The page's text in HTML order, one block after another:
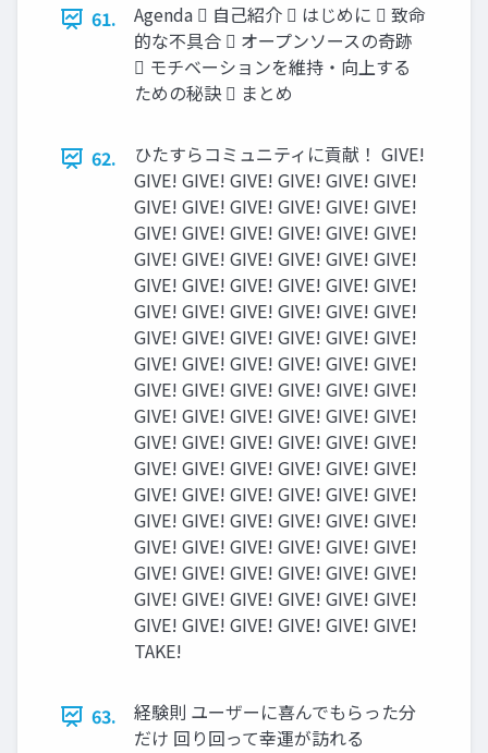
61.
Agenda  自己紹介  はじめに  致命
的な不具合  オープンソースの奇跡
 モチベーションを維持・向上する
ための秘訣  まとめ
62.
ひたすらコミュニティに貢献！ GIVE!
GIVE! GIVE! GIVE! GIVE! GIVE! GIVE!
GIVE! GIVE! GIVE! GIVE! GIVE! GIVE!
GIVE! GIVE! GIVE! GIVE! GIVE! GIVE!
GIVE! GIVE! GIVE! GIVE! GIVE! GIVE!
GIVE! GIVE! GIVE! GIVE! GIVE! GIVE!
GIVE! GIVE! GIVE! GIVE! GIVE! GIVE!
GIVE! GIVE! GIVE! GIVE! GIVE! GIVE!
GIVE! GIVE! GIVE! GIVE! GIVE! GIVE!
GIVE! GIVE! GIVE! GIVE! GIVE! GIVE!
GIVE! GIVE! GIVE! GIVE! GIVE! GIVE!
GIVE! GIVE! GIVE! GIVE! GIVE! GIVE!
GIVE! GIVE! GIVE! GIVE! GIVE! GIVE!
GIVE! GIVE! GIVE! GIVE! GIVE! GIVE!
GIVE! GIVE! GIVE! GIVE! GIVE! GIVE!
GIVE! GIVE! GIVE! GIVE! GIVE! GIVE!
GIVE! GIVE! GIVE! GIVE! GIVE! GIVE!
GIVE! GIVE! GIVE! GIVE! GIVE! GIVE!
GIVE! GIVE! GIVE! GIVE! GIVE! GIVE!
TAKE!
63.
経験則 ユーザーに喜んでもらった分
だけ 回り回って幸運が訪れる